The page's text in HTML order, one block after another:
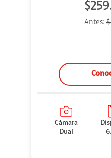
Antes:
Cámara
Dual